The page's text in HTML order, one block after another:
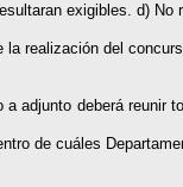
exigibles. d) No
la realización del
a adjunto deberá reunir
de cuáles